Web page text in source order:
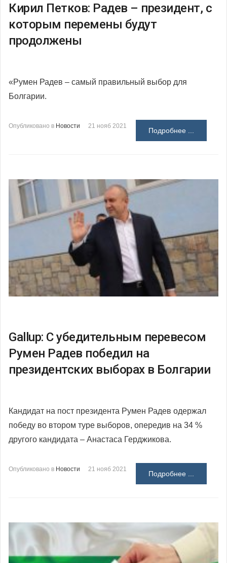
Кирил Петков: Радев – президент, с
которым перемены будут
продолжены
«Румен Радев – самый правильный выбор для
Болгарии.
Опубликовано в Новости 21 нояб 2021
Подробнее ...
Gallup: С убедительным перевесом
Румен Радев победил на
президентских выборах в Болгарии
Кандидат на пост президента Румен Радев одержал
победу во втором туре выборов, опередив на 34 %
другого кандидата – Анастаса Герджикова.
Опубликовано в Новости 21 нояб 2021
Подробнее ...